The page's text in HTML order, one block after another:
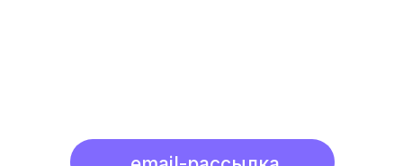
помогает выстраивать контент не как
набор постов, а как систему доверия и